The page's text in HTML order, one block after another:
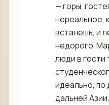
— горы,
нереальное,
встанешь, и
недорого.
люди в гости
идеально, по
дальней